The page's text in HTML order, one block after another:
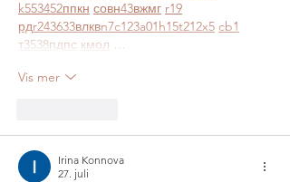
k553452ппкн совн43вжмг r19
рдr243633влквn7c123a01h15t212x5 cb1
т3538пдпс кмол …
Vis mer
Irina Konnova
27. juli